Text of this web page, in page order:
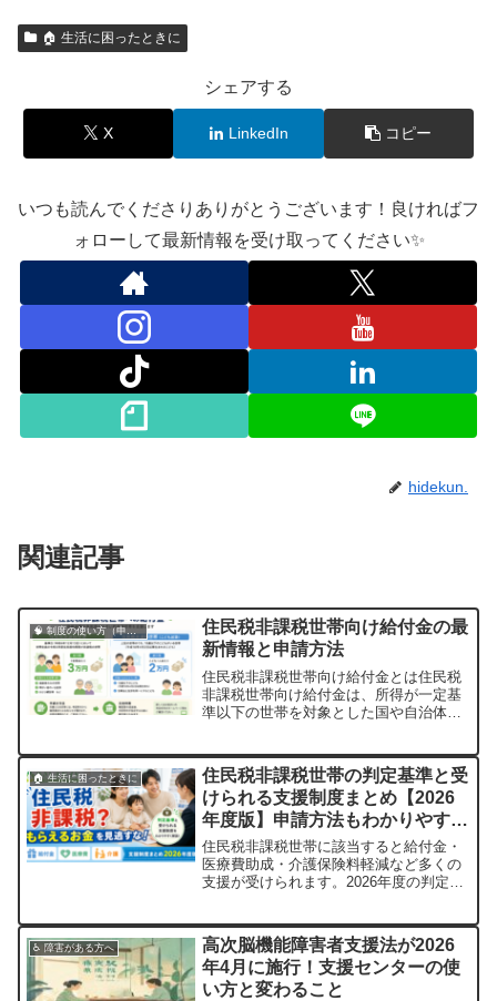
🏠 生活に困ったときに
シェアする
X LinkedIn コピー
いつも読んでくださりありがとうございます！良ければフ
ォローして最新情報を受け取ってください✨
hidekun.
関連記事
🧠 制度の使い方（申請・相談など）
住民税非課税世帯向け給付金の最
新情報と申請方法
住民税非課税世帯向け給付金とは住民税
非課税世帯向け給付金は、所得が一定基
準以下の世帯を対象とした国や自治体に
的に給付が実施されています。2026年度
においても、生活が厳しい世帯を支える
ための給付金が予定されており、対象と
なる方は...
🏠 生活に困ったときに
住民税非課税世帯の判定基準と受
けられる支援制度まとめ【2026
年度版】申請方法もわかりやすく
解説
住民税非課税世帯に該当すると給付金・
医療費助成・介護保険料軽減など多くの
支援が受けられます。2026年度の判定基
♿ 障害がある方へ
高次脳機能障害者支援法が2026
年4月に施行！支援センターの使
い方と変わること